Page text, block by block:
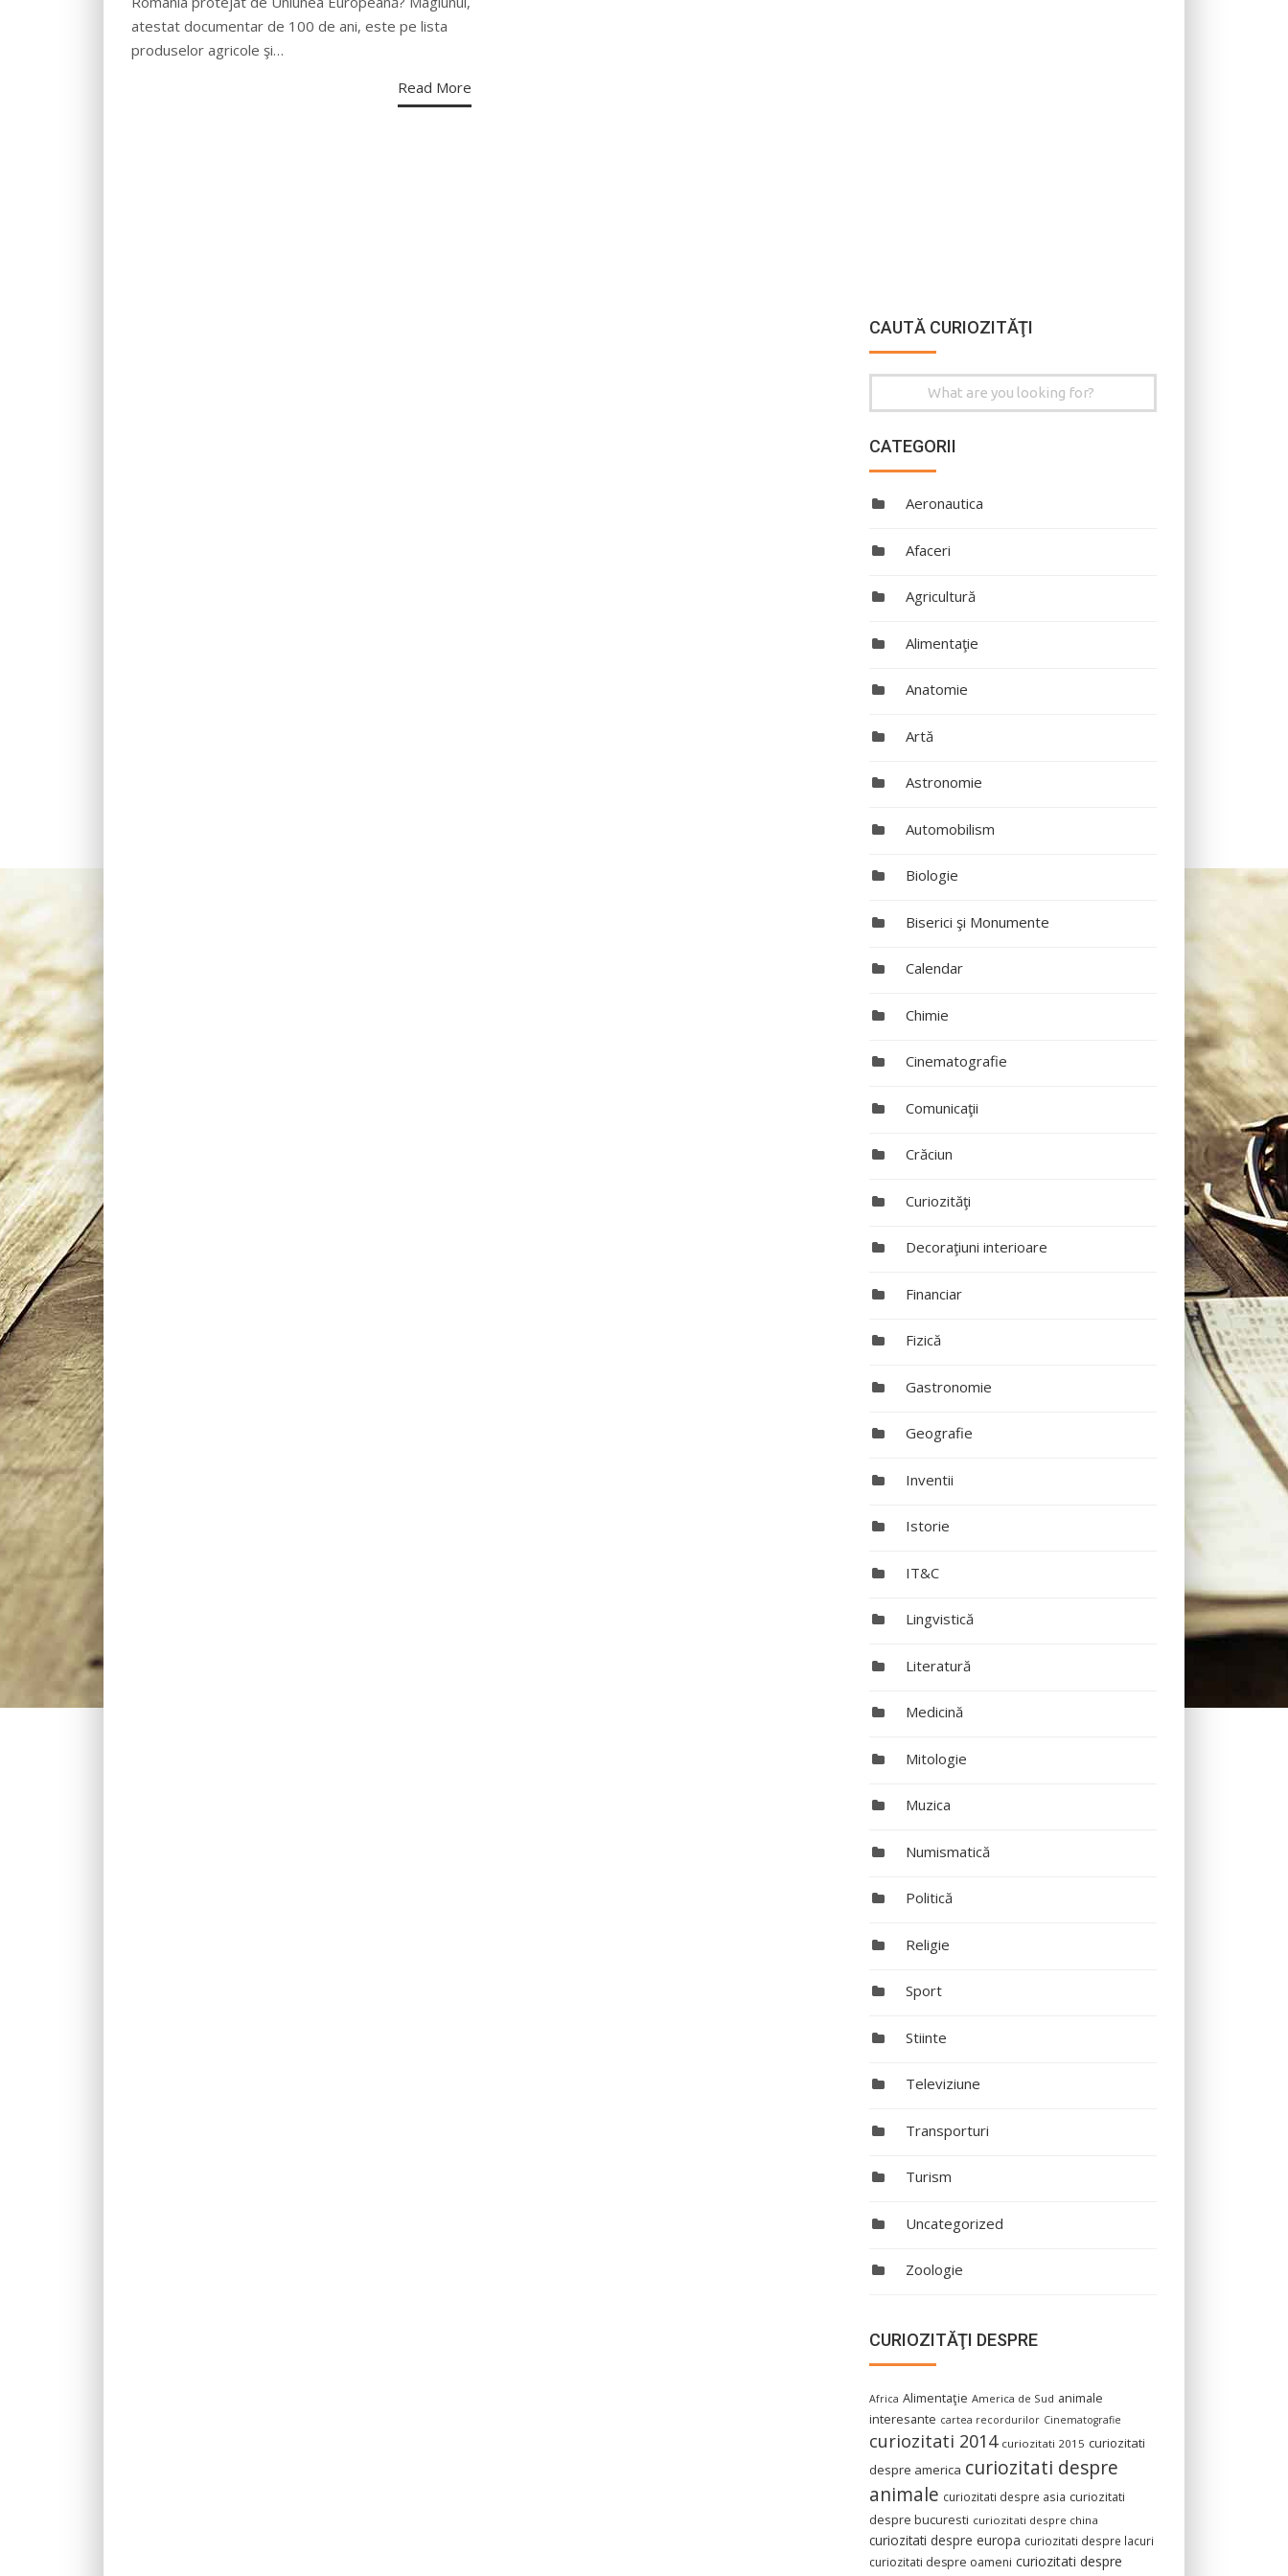
atestat documentar de 100 de ani, este pe lista
produselor agricole şi…
Read More
CAUTĂ CURIOZITĂŢI
Search
CATEGORII
Aeronautica
Afaceri
Agricultură
Alimentaţie
Anatomie
Artă
Astronomie
Automobilism
Biologie
Biserici şi Monumente
Calendar
Chimie
Cinematografie
Comunicaţii
Crăciun
Curiozităţi
Decoraţiuni interioare
Financiar
Fizică
Gastronomie
Geografie
Inventii
Istorie
IT&C
Lingvistică
Literatură
Medicină
Mitologie
Muzica
Numismatică
Politică
Religie
Sport
Stiinte
Televiziune
Transporturi
Turism
Uncategorized
Zoologie
CURIOZITĂŢI DESPRE
Africa Alimentaţie America de Sud animale
interesante cartea recordurilor Cinematografie
curiozitati 2014 curiozitati 2015 curiozitati
despre america curiozitati despre
animale curiozitati despre asia curiozitati
despre bucuresti curiozitati despre china
curiozitati despre europa curiozitati despre lacuri
curiozitati despre oameni curiozitati despre